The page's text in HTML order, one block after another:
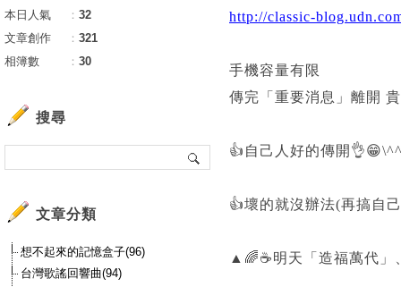
http://classic-
手機容量有限
傳完「重要消息」離開
👍自己人好的傳開
👍壞的就沒辦法(再搞自
▲🌈☕明天 「造福萬代
本日人氣
： 32
文章創作
： 321
相簿數
： 30
搜尋
文章分類
想不起來的記憶盒子(96)
台灣歌謠回響曲(94)